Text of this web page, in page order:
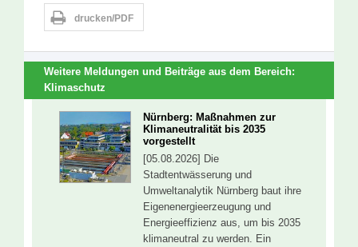
drucken/PDF
Weitere Meldungen und Beiträge aus dem Bereich:
Klimaschutz
Nürnberg: Maßnahmen zur
Klimaneutralität bis 2035
vorgestellt
[05.08.2026] Die
Stadtentwässerung und
Umweltanalytik Nürnberg baut ihre
Eigenenergieerzeugung und
Energieeffizienz aus, um bis 2035
klimaneutral zu werden. Ein